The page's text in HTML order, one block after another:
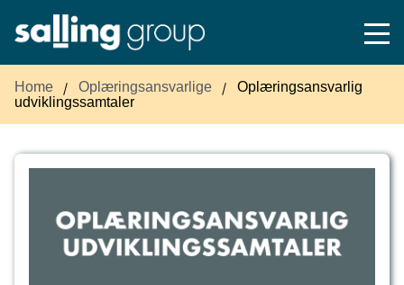
Home Oplæringsansvarlige
Oplæringsansvarlig
udviklingssamtaler